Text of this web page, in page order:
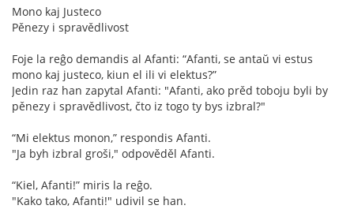
Mono kaj Justeco
Pěnezy i spravědlivost
Foje la reĝo demandis al Afanti: “Afanti, se antaŭ vi estus
mono kaj justeco, kiun el ili vi elektus?”
Jedin raz han zapytal Afanti: "Afanti, ako prěd toboju byli by
pěnezy i spravědlivost, čto iz togo ty bys izbral?"
“Mi elektus monon,” respondis Afanti.
"Ja byh izbral groši," odpověděl Afanti.
“Kiel, Afanti!” miris la reĝo.
"Kako tako, Afanti!" udivil se han.